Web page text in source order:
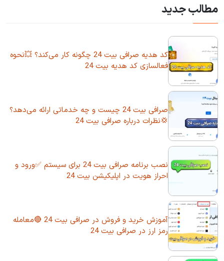
مطالب جدید
کد هدیه صرافی بیت 24 چگونه کار می‌کند؟ 💥نحوه
فعالسازی کد هدیه بیت 24
صرافی بیت 24 چیست و چه خدماتی ارائه می‌دهد؟
💢نظرات درباره صرافی بیت 24
نصب برنامه صرافی بیت 24 برای سیستم ✅ورود و
احراز هویت در اپلیکیشن بیت 24
آموزش خرید و فروش در صرافی بیت 24 🔴معامله
رمز ارز در صرافی بیت 24